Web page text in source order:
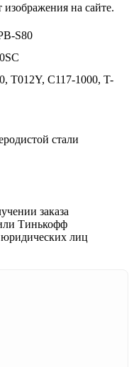
на сайте.
S80
T012Y, C117-1000, T-
стали
заказа
Тинькофф
юридических лиц